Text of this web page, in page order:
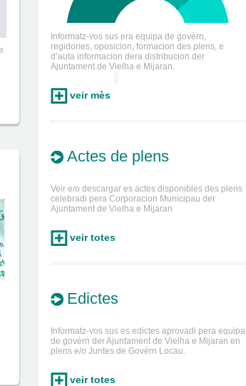
Informatz-vos sus era equipa de govèrn,
regidories, oposicion, formacion des plens, e
d’auta informacion dera distribucion der
Ajuntament de Vielha e Mijaran.
veir mès
Actes de plens
Veir e/o descargar es actes disponibles des plens
celebradi pera Corporacion Municipau der
Ajuntament de Vielha e Mijaran
veir totes
Edictes
Informatz-vos sus es edictes aprovadi pera equipa
de govèrn der Ajuntament de Vielha e Mijaran en
plens e/o Juntes de Govèrn Locau.
veir totes